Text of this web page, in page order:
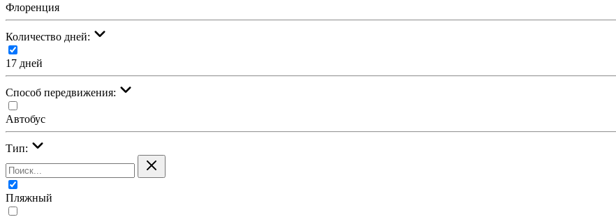
Флоренция
Количество дней:
17 дней
Cпособ передвижения:
Автобус
Тип:
Пляжный